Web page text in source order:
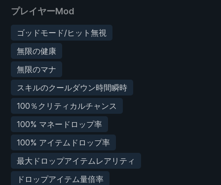
プレイヤーMod
ゴッドモード/ヒット無視
無限の健康
無限のマナ
スキルのクールダウン時間瞬時
100％クリティカルチャンス
100% マネードロップ率
100% アイテムドロップ率
最大ドロップアイテムレアリティ
ドロップアイテム量倍率